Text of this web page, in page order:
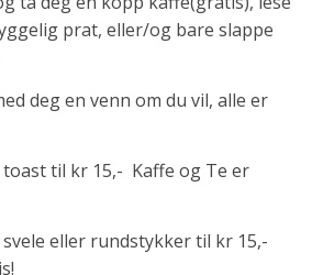
prat, eller/og bare slappe
deg en venn om du vil, alle er
til kr 15,- Kaffe og Te er
eller rundstykker til kr 15,-